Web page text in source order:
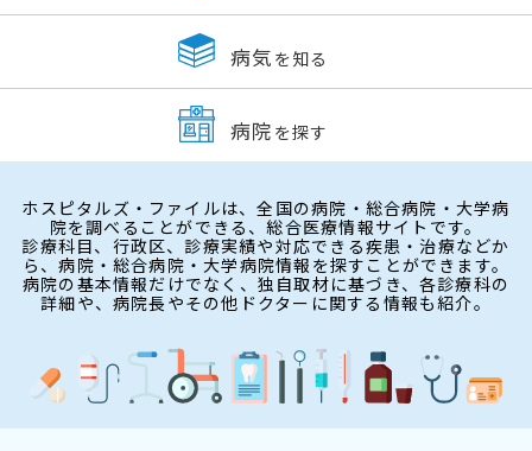
病気 を知る
病院 を探す
ホスピタルズ・ファイルは、全国の病院・総合病院・大学病
院を調べることができる、総合医療情報サイトです。
診療科目、行政区、診療実績や対応できる疾患・治療などか
ら、病院・総合病院・大学病院情報を探すことができます。
病院の基本情報だけでなく、独自取材に基づき、各診療科の
詳細や、病院長やその他ドクターに関する情報も紹介。